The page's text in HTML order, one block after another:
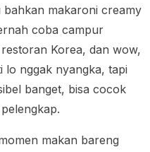
makaroni creamy
coba campur
Korea, dan wow,
lo nggak nyangka, tapi
banget, bisa cocok
makan bareng